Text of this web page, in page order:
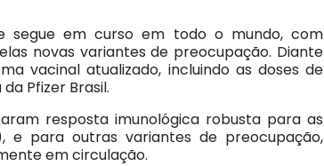
segue em curso em todo o mundo, com
novas variantes de preocupação. Diante
vacinal atualizado, incluindo as doses de
Pfizer Brasil.
resposta imunológica robusta para as
e para outras variantes de preocupação,
em circulação.